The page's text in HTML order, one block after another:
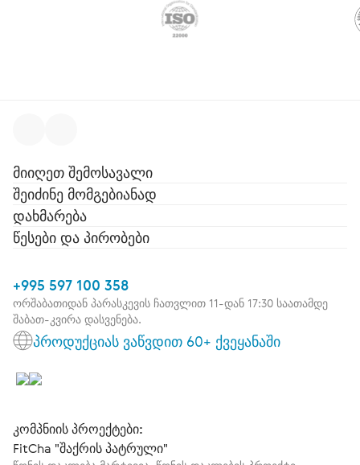
მიიღეთ შემოსავალი
შეიძინე მომგებიანად
დახმარება
წესები და პირობები
+995 597 100 358
ორშაბათიდან პარასკევის ჩათვლით 11-დან 17:30 საათამდე
შაბათ-კვირა დასვენება.
პროდუქციას ვაწვდით 60+ ქვეყანაში
კომპნიის პროექტები:
FitCha "შაქრის პატრული"